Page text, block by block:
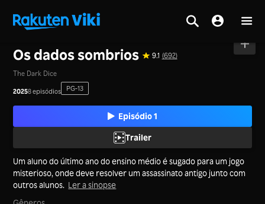
Os dados sombrios 9.1 (692)
The Dark Dice
20258 episódios PG-13
Episódio 1
Trailer
Um aluno do último ano do ensino médio é sugado para um jogo
misterioso, onde deve resolver um assassinato antigo junto com
outros alunos. Ler a sinopse